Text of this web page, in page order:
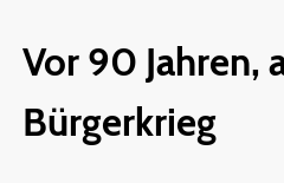
Vor 90 Jahren,
Bürgerkrieg